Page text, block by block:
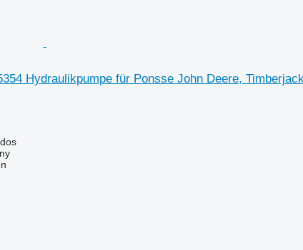
Hydraulikpumpe für Ponsse John Deere,